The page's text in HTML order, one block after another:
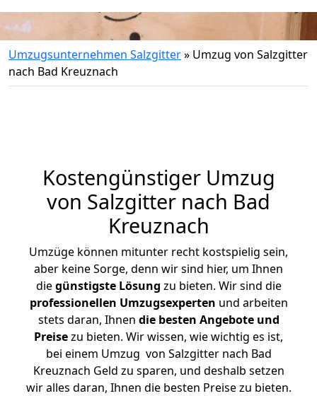
Umzugsunternehmen Salzgitter» Umzug von Salzgitter
nach Bad Kreuznach
Kostengünstiger Umzug
von Salzgitter nach Bad
Kreuznach
Umzüge können mitunter recht kostspielig sein,
aber keine Sorge, denn wir sind hier, um Ihnen
diegünstigste Lösung zu bieten. Wir sind die
professionellen Umzugsexperten und arbeiten
stets daran, Ihnen die besten Angebote und
Preisezu bieten. Wir wissen, wie wichtig es ist,
bei einem Umzug von Salzgitter nach Bad
Kreuznach Geld zu sparen, und deshalb setzen
wir alles daran, Ihnen die besten Preise zu bieten.